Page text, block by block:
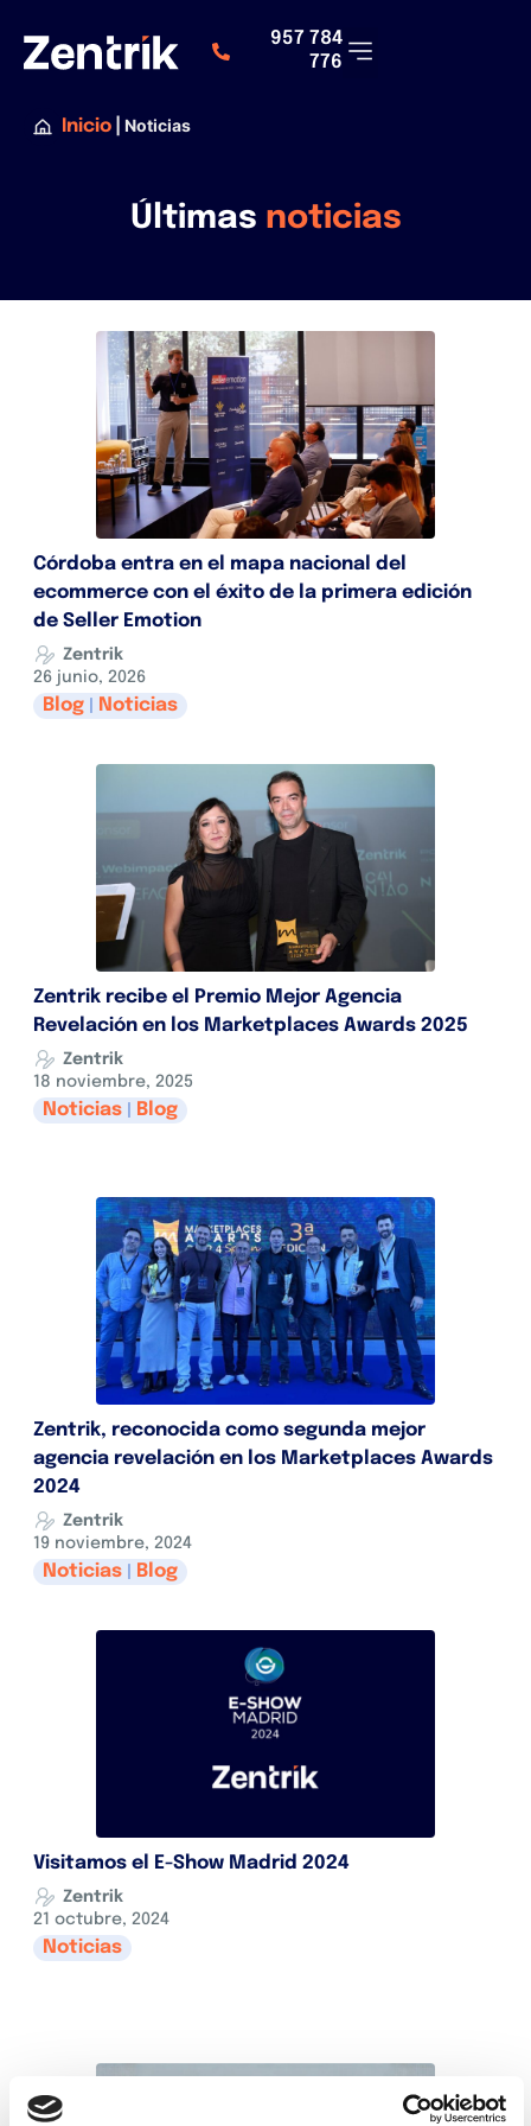
957 784
776
Inicio Noticias
Últimas noticias
Córdoba entra en el mapa nacional del
ecommerce con el éxito de la primera edición
de Seller Emotion
Zentrik
26 junio, 2026
Blog Noticias
Zentrik recibe el Premio Mejor Agencia
Revelación en los Marketplaces Awards 2025
Zentrik
18 noviembre, 2025
Noticias Blog
Zentrik, reconocida como segunda mejor
agencia revelación en los Marketplaces Awards
2024
Zentrik
19 noviembre, 2024
Noticias Blog
Visitamos el E-Show Madrid 2024
Zentrik
21 octubre, 2024
Noticias